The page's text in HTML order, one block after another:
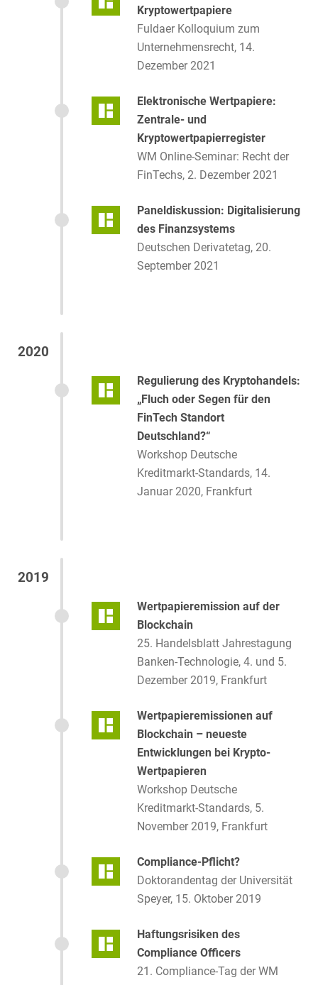
Kryptowertpapiere
Fuldaer Kolloquium zum
Unternehmensrecht, 14.
Dezember 2021
Elektronische Wertpapiere:
Zentrale- und
Kryptowertpapierregister
WM Online-Seminar: Recht der
FinTechs, 2. Dezember 2021
Paneldiskussion: Digitalisierung
des Finanzsystems
Deutschen Derivatetag, 20.
September 2021
2020
Regulierung des Kryptohandels:
„Fluch oder Segen für den
FinTech Standort
Deutschland?“
Workshop Deutsche
Kreditmarkt-Standards, 14.
Januar 2020, Frankfurt
2019
Wertpapieremission auf der
Blockchain
25. Handelsblatt Jahrestagung
Banken-Technologie, 4. und 5.
Dezember 2019, Frankfurt
Wertpapieremissionen auf
Blockchain – neueste
Entwicklungen bei Krypto-
Wertpapieren
Workshop Deutsche
Kreditmarkt-Standards, 5.
November 2019, Frankfurt
Compliance-Pflicht?
Doktorandentag der Universität
Speyer, 15. Oktober 2019
Haftungsrisiken des
Compliance Officers
21. Compliance-Tag der WM